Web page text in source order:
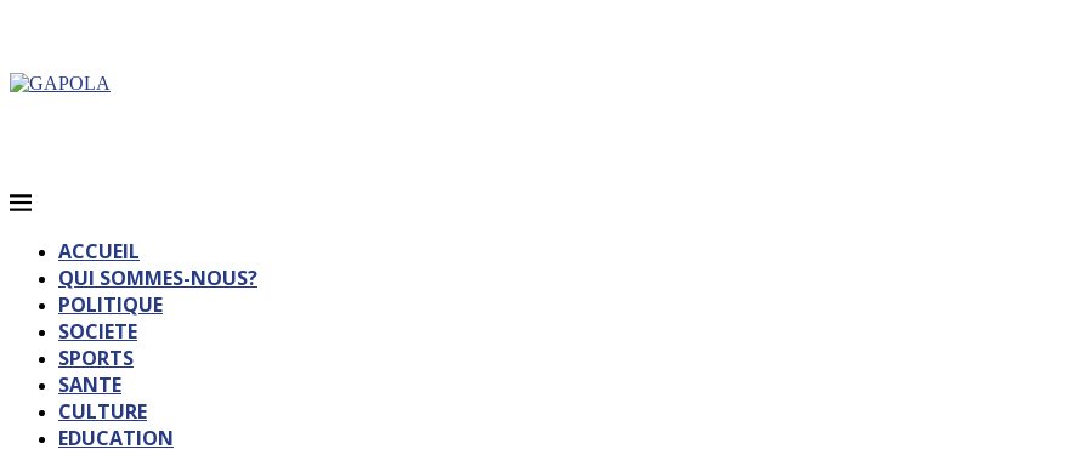
ACCUEIL
QUI SOMMES-NOUS?
POLITIQUE
SOCIETE
SPORTS
SANTE
CULTURE
EDUCATION